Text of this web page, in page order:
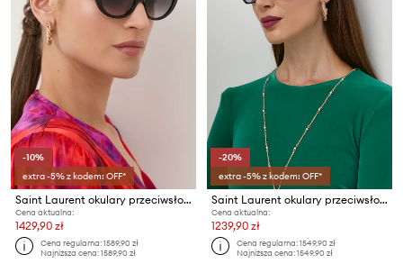
-10%
extra -5% z kodem: OFF*
Saint Laurent okulary przeciwsłoneczne
Cena aktualna:
1429,90 zł
Cena regularna:1589,90 zł
Najniższa cena:1589,90 zł
-20%
extra -5% z kodem: OFF*
Saint Laurent okulary przeciwsłoneczne
Cena aktualna:
1239,90 zł
Cena regularna:1549,90 zł
Najniższa cena:1549,90 zł